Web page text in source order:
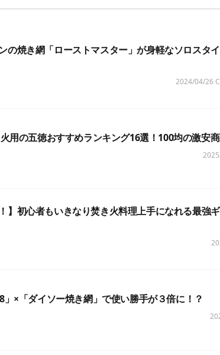
の焼き網「ローストマスター」が身軽なソロスタ
2024/04/26
用の五徳おすすめランキング16選！100均の激安
】初心者もいきなり焚き火料理上手になれる最強
」×「ダイソー焼き網」で使い勝手が３倍に！？